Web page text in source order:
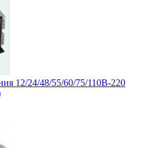
12/24/48/55/60/75/110В-220